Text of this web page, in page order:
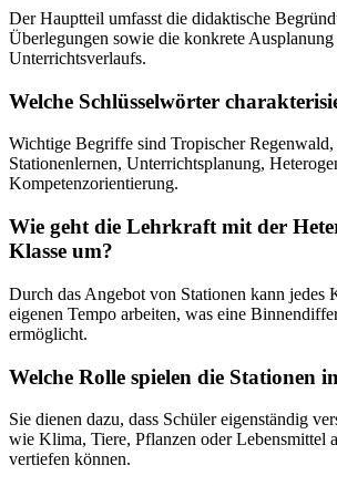
Der Hauptteil umfasst die didaktische
Überlegungen sowie die konkrete Ausplanung
Unterrichtsverlaufs.
Welche Schlüsselwörter
Wichtige Begriffe sind Tropischer
Stationenlernen, Unterrichtsplanung,
Kompetenzorientierung.
Wie geht die Lehrkraft mit der
Klasse um?
Durch das Angebot von Stationen kann jedes
eigenen Tempo arbeiten, was eine
ermöglicht.
Welche Rolle spielen die Stationen
Sie dienen dazu, dass Schüler eigenständig
wie Klima, Tiere, Pflanzen oder Lebensmittel
vertiefen können.